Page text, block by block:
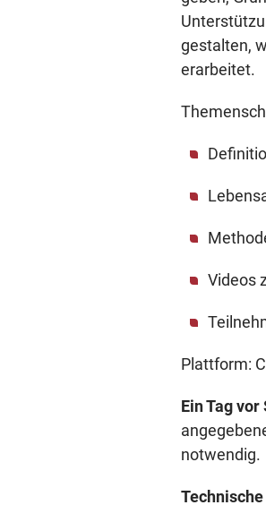
gestalten,
erarbeitet.
Videos
Plattform:
Ein Tag
notwendig.